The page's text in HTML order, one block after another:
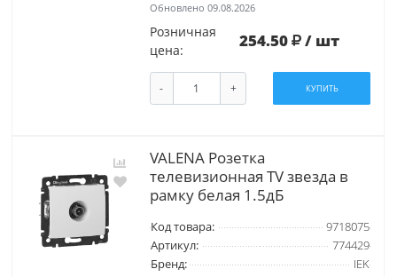
Обновлено 09.08.2026
Розничная
цена:
254.50 / шт
- + КУПИТЬ
VALENA Розетка
телевизионная TV звезда в
рамку белая 1.5дБ
Код товара:
9718075
Артикул:
774429
Бренд:
IEK